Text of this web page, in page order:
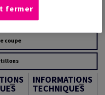
coupe
INFORMATIONS
TECHNIQUES
fermer